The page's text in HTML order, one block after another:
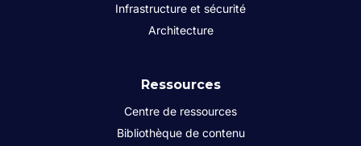
Infrastructure et sécurité
Architecture
Ressources
Centre de ressources
Bibliothèque de contenu